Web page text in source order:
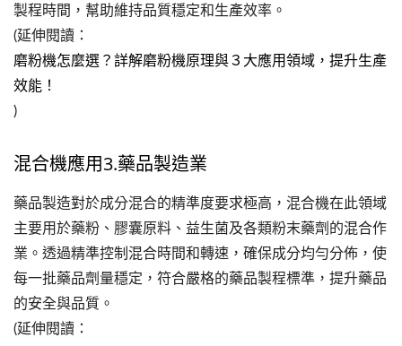
製程時間，幫助維持品質穩定和生產效率。
(延伸閱讀：
磨粉機怎麼選？詳解磨粉機原理與３大應用領域，提升生產
效能！
)
混合機應用3.藥品製造業
藥品製造對於成分混合的精準度要求極高，混合機在此領域
主要用於藥粉、膠囊原料、益生菌及各類粉末藥劑的混合作
業。透過精準控制混合時間和轉速，確保成分均勻分佈，使
每一批藥品劑量穩定，符合嚴格的藥品製程標準，提升藥品
的安全與品質。
(延伸閱讀：